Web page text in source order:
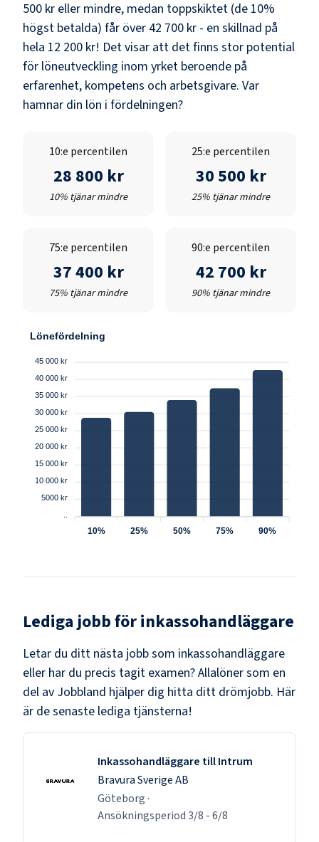
500 kr eller mindre, medan toppskiktet (de 10%
högst betalda) får över 42 700 kr - en skillnad på
hela 12 200 kr! Det visar att det finns stor potential
för löneutveckling inom yrket beroende på
erfarenhet, kompetens och arbetsgivare. Var
hamnar din lön i fördelningen?
10:e percentilen
28 800 kr
10% tjänar mindre
25:e percentilen
30 500 kr
25% tjänar mindre
75:e percentilen
37 400 kr
75% tjänar mindre
90:e percentilen
42 700 kr
90% tjänar mindre
Lönefördelning
45 000 kr
40 000 kr
35 000 kr
30 000 kr
25 000 kr
20 000 kr
15 000 kr
10 000 kr
5000 kr
10% 25% 50% 75% 90%
Lediga jobb förinkassohandläggare
Letar du ditt nästa jobb som inkassohandläggare
eller har du precis tagit examen? Allalöner som en
del av Jobbland hjälper dig hitta ditt drömjobb. Här
är de senaste lediga tjänsterna!
Inkassohandläggare till Intrum
Bravura Sverige AB
Göteborg ·
Ansökningsperiod3/8 -6/8